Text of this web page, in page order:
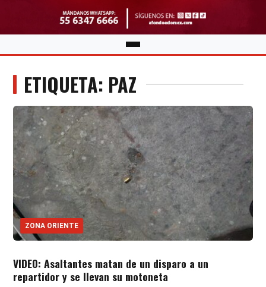
ETIQUETA: PAZ
ZONA ORIENTE
VIDEO: Asaltantes matan de un disparo a un
repartidor y se llevan su motoneta